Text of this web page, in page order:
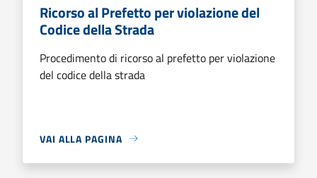
Ricorso al Prefetto per violazione del
Codice della Strada
Procedimento di ricorso al prefetto per violazione
del codice della strada
VAI ALLA PAGINA